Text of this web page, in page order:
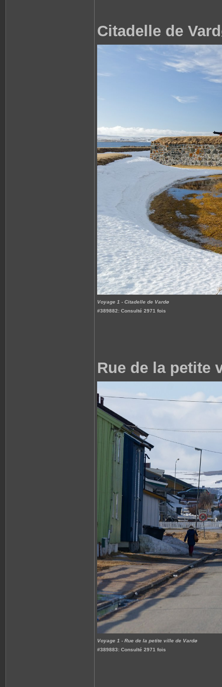
Citadelle de
Voyage 1 - Citadelle de Vardø
#389882: Consulté 2971 fois
Rue de la petite
Voyage 1 - Rue de la petite ville de Vardø
#389883: Consulté 2971 fois